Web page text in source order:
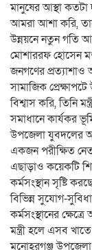
মানুষের আস্থা
আমরা আশা করি,
উন্নয়নে নতুন গতি
মোশাররফ হোসেন
জনগণের
সামাজিক
বিশ্বাস করি, তিনি
সমাধানে কার্যকর
উপজেলা যুবদলের
একজন পরীক্ষিত
এছাড়াও কয়েকটি
কর্মসংস্থান সৃষ্টি
বিভিন্ন সুযোগ-
কর্মসংস্থানের
মন্ত্রী হলে এসব
মনোহরগঞ্জ